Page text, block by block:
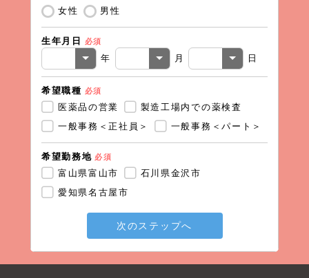
女性 男性
生年月日 必須
年 月 日
希望職種 必須
医薬品の営業
製造工場内での薬検査
一般事務＜正社員＞
一般事務＜パート＞
希望勤務地 必須
富山県富山市
石川県金沢市
愛知県名古屋市
次のステップへ